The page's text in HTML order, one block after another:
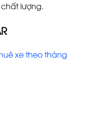
lượng.
xe theo tháng